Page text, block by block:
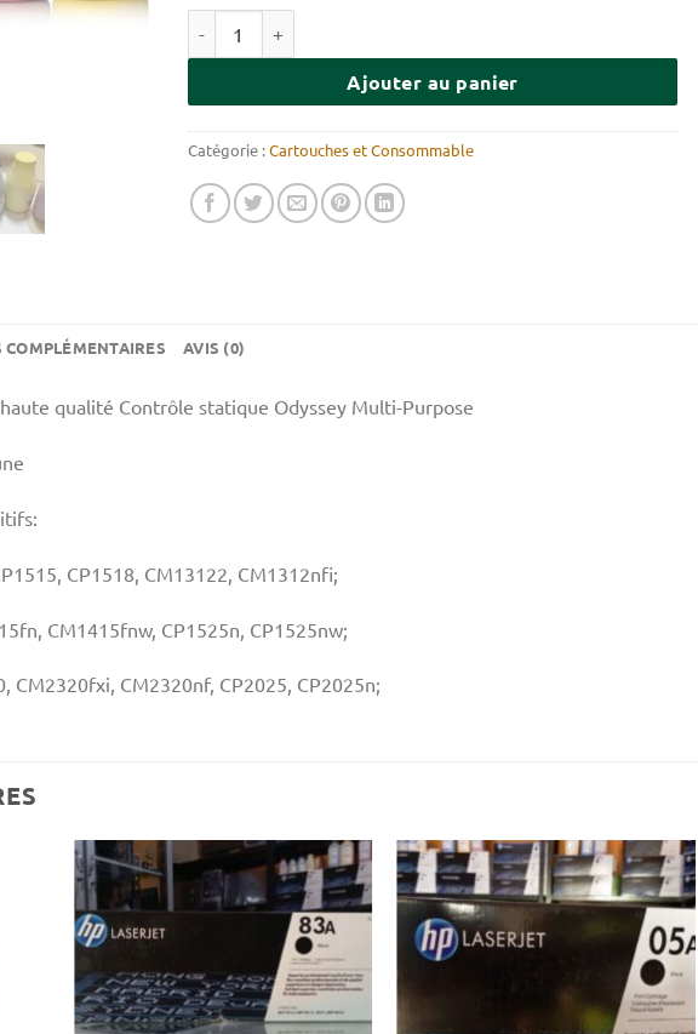
Ajouter au panier
Catégorie :Cartouches et Consommable
AVIS (0)
qualité Contrôle statique Odyssey Multi-Purpose
CP1518, CM13122, CM1312nfi;
CM1415fnw, CP1525n, CP1525nw;
CM2320fxi, CM2320nf, CP2025, CP2025n;
Ajouter
à la liste
d’envies
Ajouter
à la liste
d’envies